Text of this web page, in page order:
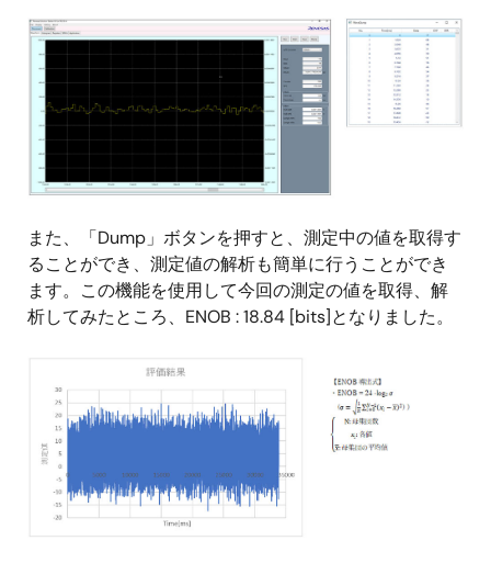
また、「Dump」ボタンを押すと、測定中の値を取得す
ることができ、測定値の解析も簡単に行うことができ
ます。この機能を使用して今回の測定の値を取得、解
析してみたところ、ENOB : 18.84 [bits]となりました。